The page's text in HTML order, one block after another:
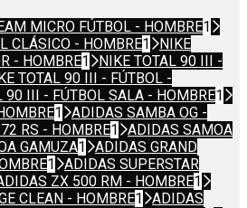
MICRO FÚTBOL - HOMBRE1
CLÁSICO - HOMBRE1
NIKE
- HOMBRE1
NIKE TOTAL 90 III -
TOTAL 90 III - FÚTBOL -
90 III - FÚTBOL SALA - HOMBRE1
1
ADIDAS SAMBA OG -
RS - HOMBRE1
ADIDAS SAMOA
GAMUZA1
ADIDAS GRAND
1
ADIDAS SUPERSTAR
ZX 500 RM - HOMBRE1
CLEAN - HOMBRE1
ADIDAS